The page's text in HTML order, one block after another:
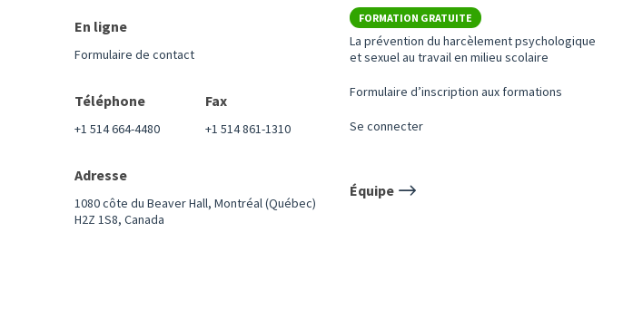
En ligne
Formulaire de contact
Téléphone
+1 514 664-4480
Fax
+1 514 861-1310
Adresse
1080 côte du Beaver Hall, Montréal (Québec)
H2Z 1S8, Canada
FORMATION GRATUITE
La prévention du harcèlement psychologique
et sexuel au travail en milieu scolaire
Formulaire d’inscription aux formations
Se connecter
Équipe